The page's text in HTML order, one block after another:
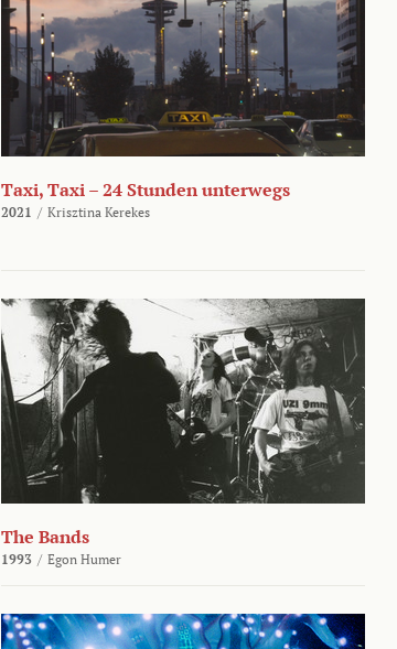
Taxi, Taxi – 24 Stunden unterwegs
2021 / Krisztina Kerekes
The Bands
1993 / Egon Humer